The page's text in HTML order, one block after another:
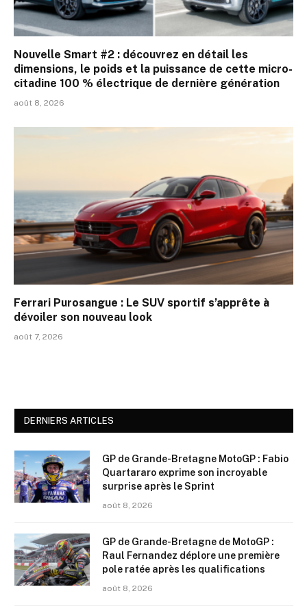
Nouvelle Smart #2 : découvrez en détail les
dimensions, le poids et la puissance de cette micro-
citadine 100 % électrique de dernière génération
août 8, 2026
Ferrari Purosangue : Le SUV sportif s’apprête à
dévoiler son nouveau look
août 7, 2026
DERNIERS ARTICLES
GP de Grande-Bretagne MotoGP : Fabio
Quartararo exprime son incroyable
surprise après le Sprint
août 8, 2026
GP de Grande-Bretagne de MotoGP :
Raul Fernandez déplore une première
pole ratée après les qualifications
août 8, 2026